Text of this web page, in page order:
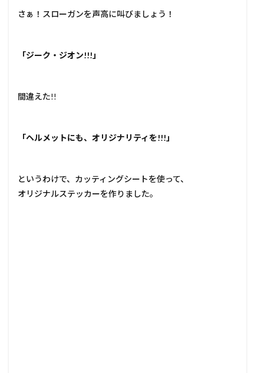
さぁ！スローガンを声高に叫びましょう！
「ジーク・ジオン!!!」
間違えた!!
「ヘルメットにも、オリジナリティを!!!」
というわけで、カッティングシートを使って、
オリジナルステッカーを作りました。